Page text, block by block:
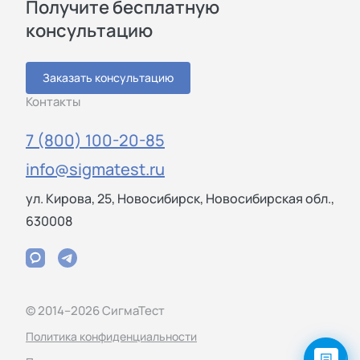
Получите бесплатную
консультацию
Заказать консультацию
Контакты
7 (800) 100-20-85
info@sigmatest.ru
ул. Кирова, 25, Новосибирск, Новосибирская обл.,
630008
© 2014–2026 СигмаТест
Политика конфиденциальности